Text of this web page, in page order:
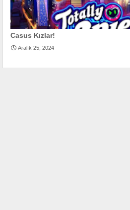
Casus Kızlar!
Aralık 25, 2024